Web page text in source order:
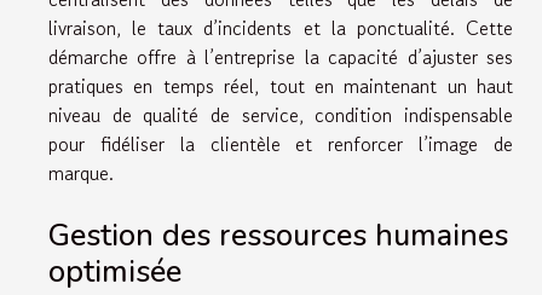
livraison, le taux d’incidents et la ponctualité. Cette
démarche offre à l’entreprise la capacité d’ajuster ses
pratiques en temps réel, tout en maintenant un haut
niveau de qualité de service, condition indispensable
pour fidéliser la clientèle et renforcer l’image de
marque.
Gestion des ressources humaines
optimisée